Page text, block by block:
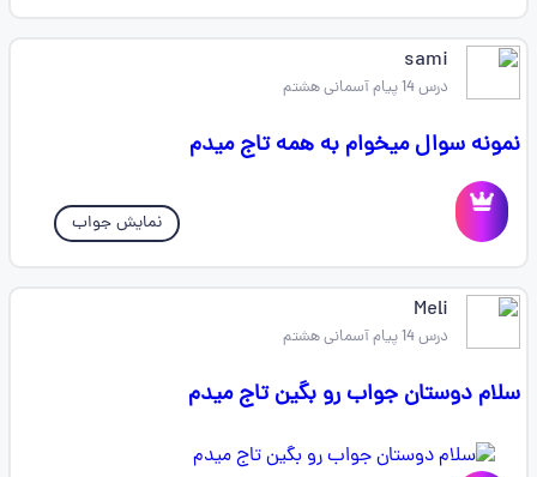
sami
درس 14 پیام آسمانی هشتم
نمونه سوال میخوام به همه تاج میدم
نمایش جواب
Meli
درس 14 پیام آسمانی هشتم
سلام دوستان جواب رو بگین تاج میدم